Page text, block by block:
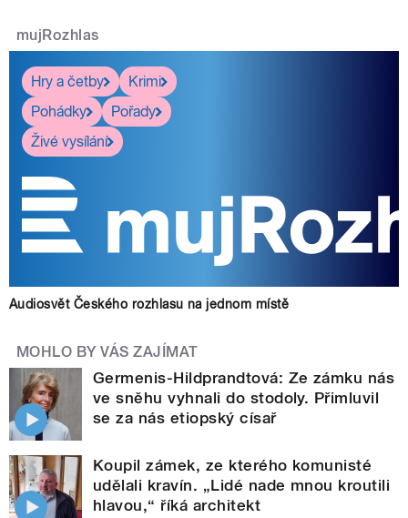
mujRozhlas
Hry a četby
Krimi
Pohádky
Pořady
Živé vysílání
Audiosvět Českého rozhlasu na jednom místě
MOHLO BY VÁS ZAJÍMAT
Germenis-Hildprandtová: Ze zámku nás
ve sněhu vyhnali do stodoly. Přimluvil
se za nás etiopský císař
Koupil zámek, ze kterého komunisté
udělali kravín. „Lidé nade mnou kroutili
hlavou,“ říká architekt